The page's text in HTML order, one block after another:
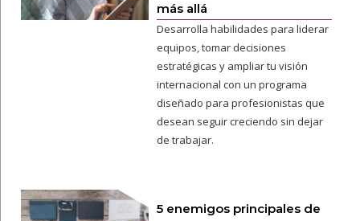
más allá
Desarrolla habilidades para liderar
equipos, tomar decisiones
estratégicas y ampliar tu visión
internacional con un programa
diseñado para profesionistas que
desean seguir creciendo sin dejar
de trabajar.
5 enemigos principales de